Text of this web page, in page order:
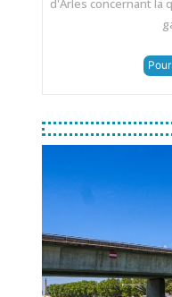
d'Arles concernant la